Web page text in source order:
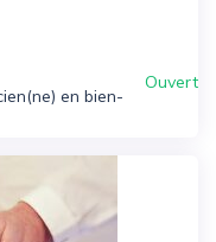
en bien-
Ouvert